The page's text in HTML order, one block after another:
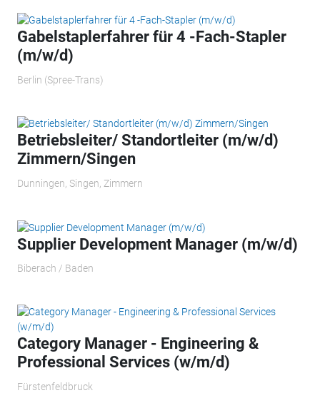
Gabelstaplerfahrer für 4 -Fach-Stapler
(m/w/d)
Berlin (Spree-Trans)
Betriebsleiter/ Standortleiter (m/w/d)
Zimmern/Singen
Dunningen, Singen, Zimmern
Supplier Development Manager (m/w/d)
Biberach / Baden
Category Manager - Engineering &
Professional Services (w/m/d)
Fürstenfeldbruck